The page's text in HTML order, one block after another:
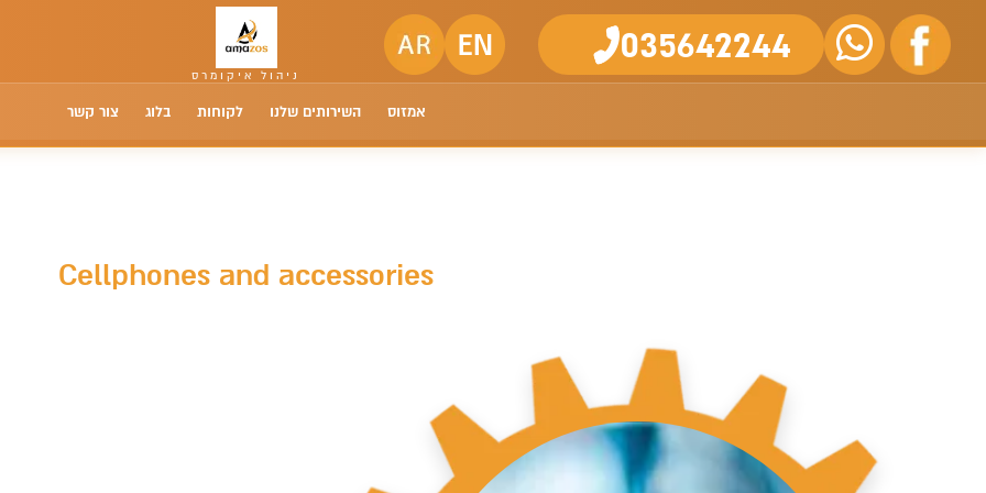
035642244
אמזוס השירותים שלנו לקוחות בלוג צור קשר
Cellphones and accessories